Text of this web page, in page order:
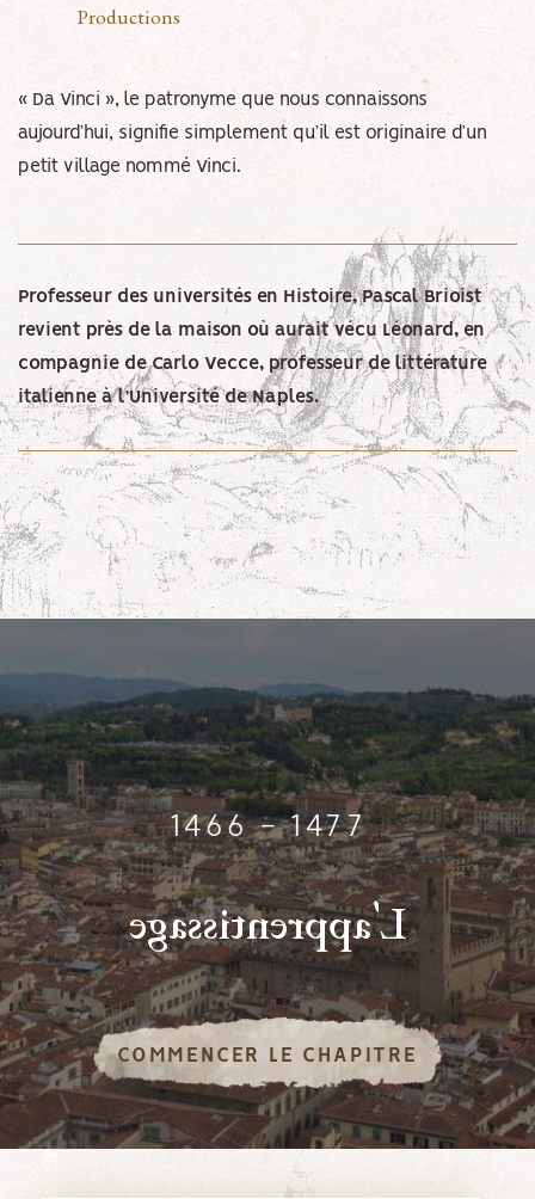
Productions
« Da Vinci », le patronyme que nous connaissons
aujourd’hui, signifie simplement qu’il est originaire d’un
petit village nommé Vinci.
Professeur des universités en Histoire, Pascal Brioist
revient près de la maison où aurait vécu Léonard, en
compagnie de Carlo Vecce, professeur de littérature
italienne à l’Université de Naples.
1466 - 1477
L
'
a
p
p
r
e
n
t
i
s
s
a
g
e
COMMENCER LE CHAPITRE